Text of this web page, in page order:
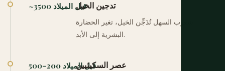
~3500 قبل الميلادتدجين الخيل
شعوب السهل تُدَجِّن الخيل، تغير الحضارة
البشرية إلى الأبد.
500–200 قبل الميلاد
عصر السكيثيين